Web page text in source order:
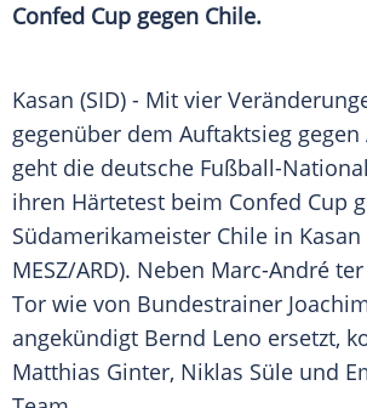
Confed Cup gegen Chile.
Kasan (SID) - Mit vier
gegenüber dem Auftaktsieg gegen
geht die deutsche Fußball-
ihren Härtetest beim Confed Cup
Südamerikameister Chile in Kasan
MESZ/ARD). Neben Marc-André ter
Tor wie von Bundestrainer
angekündigt Bernd Leno ersetzt,
Matthias Ginter, Niklas Süle und